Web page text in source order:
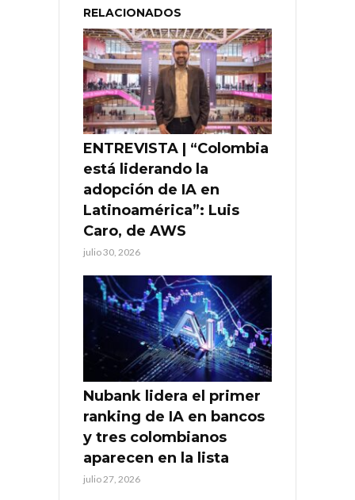
RELACIONADOS
ENTREVISTA | “Colombia
está liderando la
adopción de IA en
Latinoamérica”: Luis
Caro, de AWS
julio 30, 2026
Nubank lidera el primer
ranking de IA en bancos
y tres colombianos
aparecen en la lista
julio 27, 2026